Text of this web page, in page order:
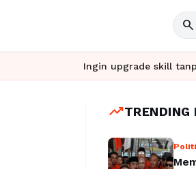
search
Ingin upgrade skill tanpa
trending_upTRENDING